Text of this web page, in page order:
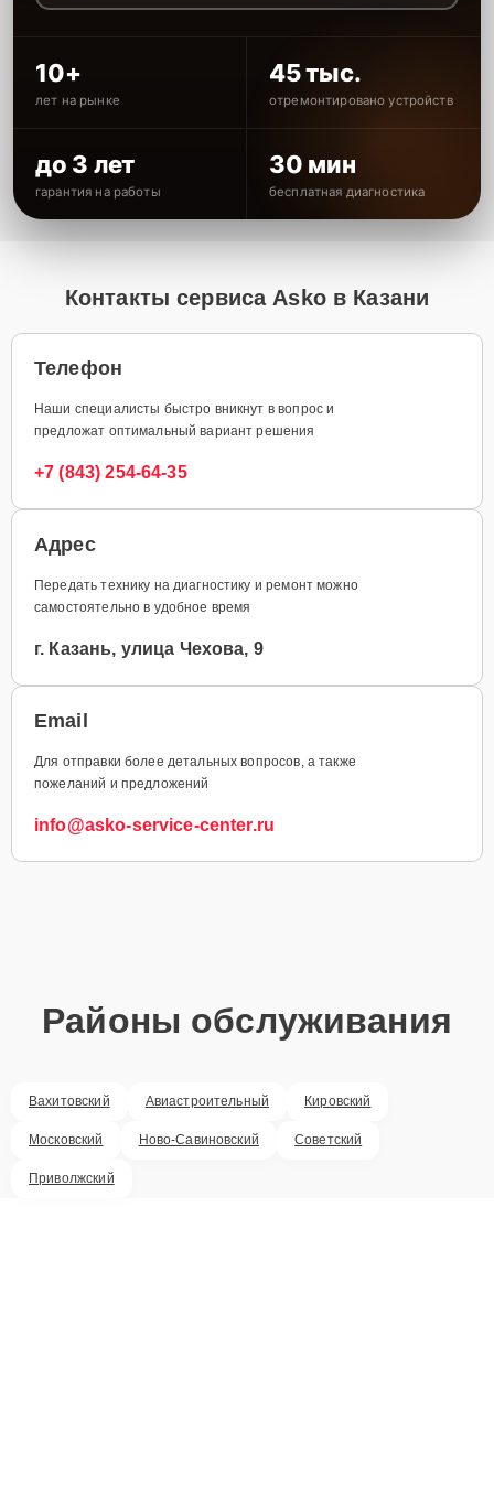
10+
лет на рынке
45 тыс.
отремонтировано устройств
до 3 лет
гарантия на работы
30 мин
бесплатная диагностика
Контакты сервиса Asko в Казани
Телефон
Наши специалисты быстро вникнут в вопрос и
предложат оптимальный вариант решения
+7 (843) 254-64-35
Адрес
Передать технику на диагностику и ремонт можно
самостоятельно в удобное время
г. Казань, улица Чехова, 9
Email
Для отправки более детальных вопросов, а также
пожеланий и предложений
info@asko-service-center.ru
Районы обслуживания
Вахитовский Авиастроительный Кировский
Московский Ново-Савиновский Советский
Приволжский